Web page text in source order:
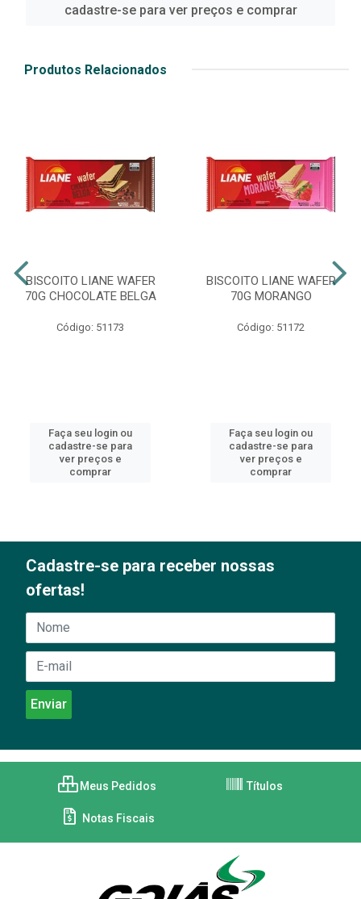
cadastre-se para ver preços e comprar
Produtos Relacionados
BISCOITO LIANE WAFER
70G CHOCOLATE BELGA
Código: 51173
Faça seu login ou
cadastre-se para
ver preços e
comprar
BISCOITO LIANE WAFER
70G MORANGO
Código: 51172
Faça seu login ou
cadastre-se para
ver preços e
comprar
Cadastre-se para receber nossas
ofertas!
Meus Pedidos Títulos
Notas Fiscais